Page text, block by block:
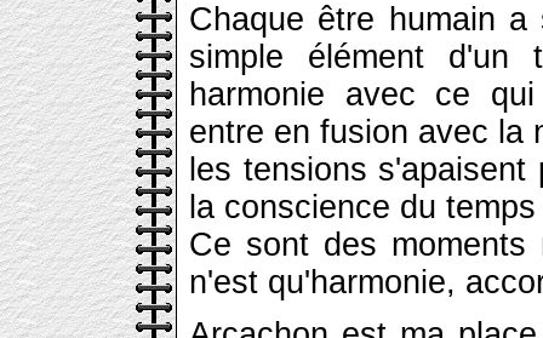
Chaque être humain
simple élément d'un
harmonie avec ce
entre en fusion avec la
les tensions
la conscience du
Ce sont des moments
n'est qu'harmonie,